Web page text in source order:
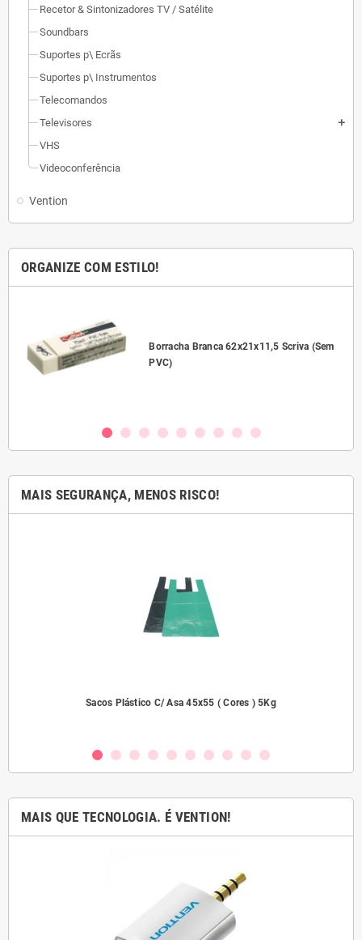
Recetor & Sintonizadores TV / Satélite
Soundbars
Suportes p\ Ecrãs
Suportes p\ Instrumentos
Telecomandos
Televisores
add
VHS
Videoconferência
Vention
ORGANIZE COM ESTILO!
Borracha Branca 62x21x11,5 Scriva (Sem
PVC)
MAIS SEGURANÇA, MENOS RISCO!
Sacos Plástico C/ Asa 45x55 ( Cores ) 5Kg
MAIS QUE TECNOLOGIA. É VENTION!